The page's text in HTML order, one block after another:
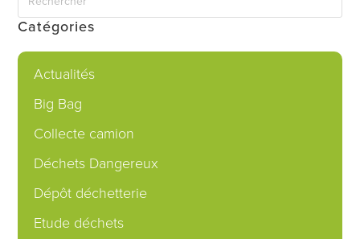
Catégories
Actualités
Big Bag
Collecte camion
Déchets Dangereux
Dépôt déchetterie
Etude déchets